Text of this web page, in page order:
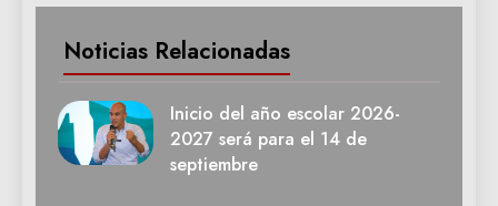
Noticias Relacionadas
Inicio del año escolar 2026-
2027 será para el 14 de
septiembre